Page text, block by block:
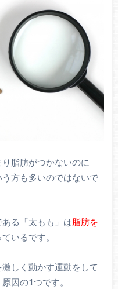
脂肪がつかないのに
う方も多いのではないで
る「太もも」は脂肪を
いるです。
しく動かす運動をして
因の1つです。